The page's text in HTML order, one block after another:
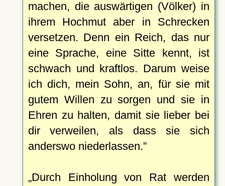
machen, die auswärtigen (Völker) in
ihrem Hochmut aber in Schrecken
versetzen. Denn ein Reich, das nur
eine Sprache, eine Sitte kennt, ist
schwach und kraftlos. Darum weise
ich dich, mein Sohn, an, für sie mit
gutem Willen zu sorgen und sie in
Ehren zu halten, damit sie lieber bei
dir verweilen, als dass sie sich
anderswo niederlassen.
Durch Einholung von Rat werden